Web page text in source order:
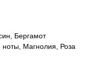
Бергамот
Магнолия, Роза